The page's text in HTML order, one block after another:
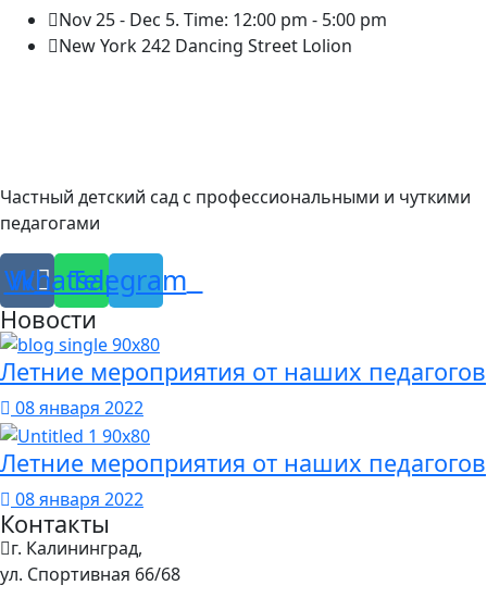
Nov 25 - Dec 5. Time: 12:00 pm - 5:00 pm
New York 242 Dancing Street Lolion
Частный детский сад с профессиональными и чуткими
педагогами
Vk
Whatsapp
Telegram
Новости
Летние мероприятия от наших педагогов
08 января 2022
Летние мероприятия от наших педагогов
08 января 2022
Контакты
г. Калининград,
ул. Спортивная 66/68